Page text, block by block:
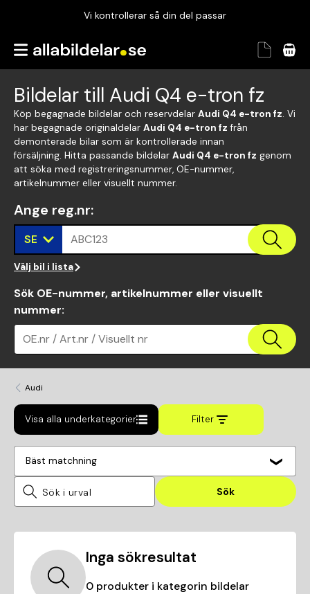
Vi kontrollerar så din del passar
Garanterad passform
Vi kontrollerar så din del passar
Bildelar till Audi Q4 e-tron fz
Köp begagnade bildelar och reservdelar Audi Q4 e-tron fz. Vi
har begagnade originaldelar Audi Q4 e-tron fz från
demonterade bilar som är kontrollerade innan
försäljning. Hitta passande bildelar Audi Q4 e-tron fz genom
att söka med registreringsnummer, OE-nummer,
artikelnummer eller visuellt nummer.
Ange reg.nr:
SE ABC123
Välj bil i lista
Sök OE-nummer, artikelnummer eller visuellt
nummer:
OE.nr / Art.nr / Visuellt nr
Audi
Visa alla underkategorier Filter
Bäst matchning
Sök
Inga sökresultat
0 produkter i kategorin bildelar